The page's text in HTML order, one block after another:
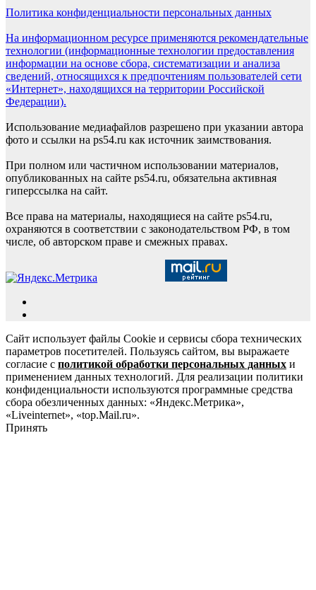
Политика конфиденциальности персональных данных
На информационном ресурсе применяются рекомендательные
технологии (информационные технологии предоставления
информации на основе сбора, систематизации и анализа
сведений, относящихся к предпочтениям пользователей сети
«Интернет», находящихся на территории Российской
Федерации).
Использование медиафайлов разрешено при указании автора
фото и ссылки на ps54.ru как источник заимствования.
При полном или частичном использовании материалов,
опубликованных на сайте ps54.ru, обязательна активная
гиперссылка на сайт.
Все права на материалы, находящиеся на сайте ps54.ru,
охраняются в соответствии с законодательством РФ, в том
числе, об авторском праве и смежных правах.
Сайт использует файлы Cookie и сервисы сбора технических
параметров посетителей. Пользуясь сайтом, вы выражаете
согласие с политикой обработки персональных данных и
применением данных технологий. Для реализации политики
конфиденциальности используются программные средства
сбора обезличенных данных: «Яндекс.Метрика»,
«Liveinternet», «top.Mail.ru».
Принять